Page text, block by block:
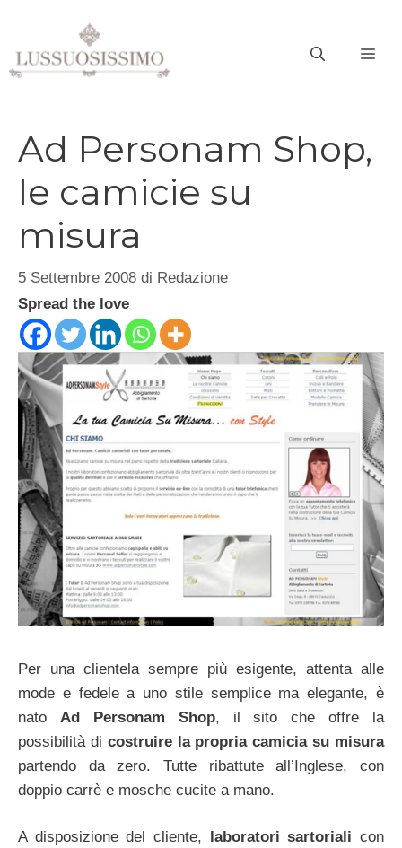
contenuto
Ad Personam Shop,
le camicie su
misura
5 Settembre 2008 di Redazione
Spread the love
Per una clientela sempre più esigente, attenta alle
mode e fedele a uno stile semplice ma elegante, è
nato Ad Personam Shop, il sito che offre la
possibilità di costruire la propria camicia su misura
partendo da zero. Tutte ribattute all’Inglese, con
doppio carrè e mosche cucite a mano.
A disposizione del cliente, laboratori sartoriali con